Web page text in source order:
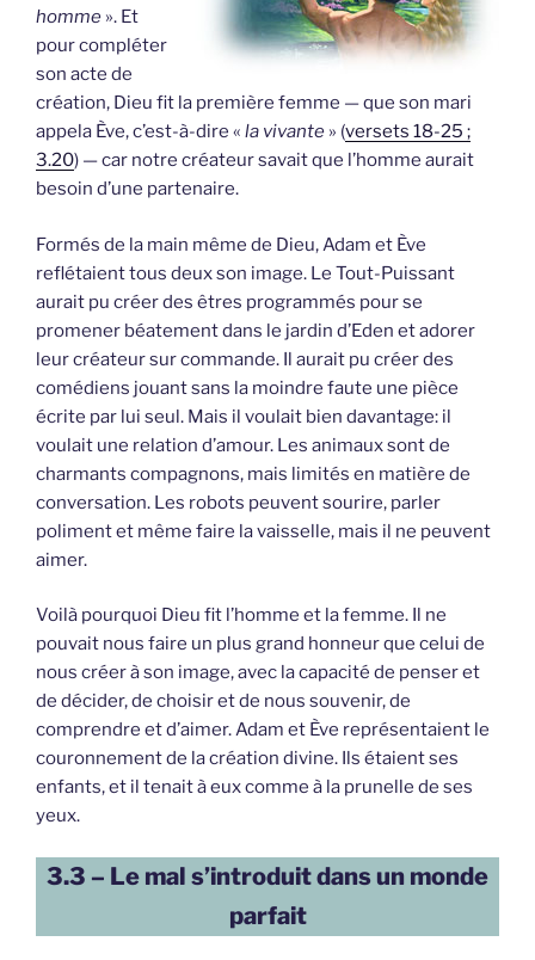
homme ». Et
pour compléter
son acte de
création, Dieu fit la première femme — que son mari
appela Ève, c’est-à-dire « la vivante » (versets 18-25 ;
3.20) — car notre créateur savait que l’homme aurait
besoin d’une partenaire.
Formés de la main même de Dieu, Adam et Ève
reflétaient tous deux son image. Le Tout-Puissant
aurait pu créer des êtres programmés pour se
promener béatement dans le jardin d’Eden et adorer
leur créateur sur commande. Il aurait pu créer des
comédiens jouant sans la moindre faute une pièce
écrite par lui seul. Mais il voulait bien davantage: il
voulait une relation d’amour. Les animaux sont de
charmants compagnons, mais limités en matière de
conversation. Les robots peuvent sourire, parler
poliment et même faire la vaisselle, mais il ne peuvent
aimer.
Voilà pourquoi Dieu fit l’homme et la femme. Il ne
pouvait nous faire un plus grand honneur que celui de
nous créer à son image, avec la capacité de penser et
de décider, de choisir et de nous souvenir, de
comprendre et d’aimer. Adam et Ève représentaient le
couronnement de la création divine. Ils étaient ses
enfants, et il tenait à eux comme à la prunelle de ses
yeux.
3.3 – Le mal s’introduit dans un monde
parfait